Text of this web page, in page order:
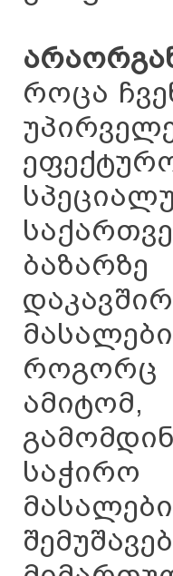
როცა
როგორც
საჭირო